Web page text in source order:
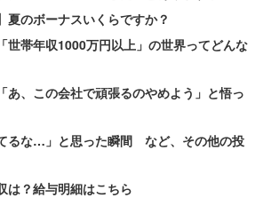
ったら組織は回りません。では、ど
考え方が必要なのでしょうか？
思考を選択する中庸の姿勢を
夏のボーナスいくらですか？
世帯年収1000万円以上」の世界ってどんな
あ、この会社で頑張るのやめよう」と悟っ
るな…」と思った瞬間 など、その他の投
は？給与明細はこちら